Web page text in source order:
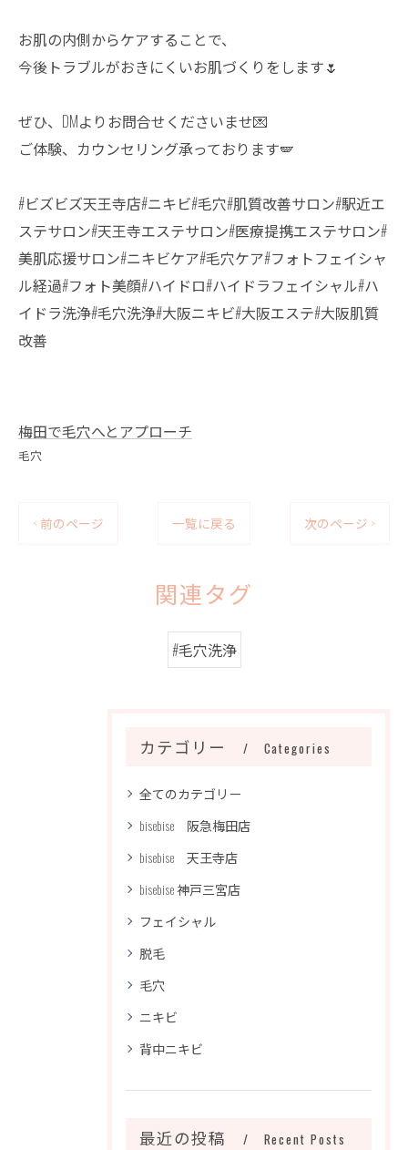
お肌の内側からケアすることで、
今後トラブルがおきにくいお肌づくりをします🌷
ぜひ、DMよりお問合せくださいませ💌
ご体験、カウンセリング承っております🪽
#ビズビズ天王寺店#ニキビ#毛穴#肌質改善サロン#駅近エ
ステサロン#天王寺エステサロン#医療提携エステサロン#
美肌応援サロン#ニキビケア#毛穴ケア#フォトフェイシャ
ル経過#フォト美顔#ハイドロ#ハイドラフェイシャル#ハ
イドラ洗浄#毛穴洗浄#大阪ニキビ#大阪エステ#大阪肌質
改善
梅田で毛穴へとアプローチ
毛穴
< 前のページ 一覧に戻る 次のページ >
関連タグ
#毛穴洗浄
カテゴリー Categories
全てのカテゴリー
bisebise 阪急梅田店
bisebise 天王寺店
bisebise 神戸三宮店
フェイシャル
脱毛
毛穴
ニキビ
背中ニキビ
最近の投稿 Recent Posts